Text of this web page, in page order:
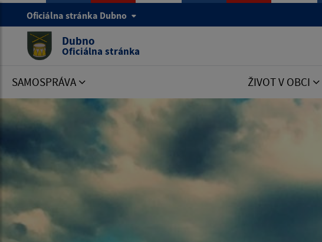
Oficiálna stránka Dubno
Dubno
Oficiálna stránka
SAMOSPRÁVA ŽIVOT V OBCI